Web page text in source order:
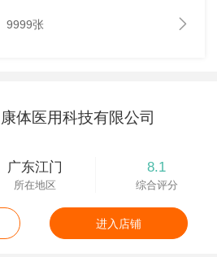
9999张
体医用科技有限公司
广东江门
所在地区
8.1
综合评分
进入店铺